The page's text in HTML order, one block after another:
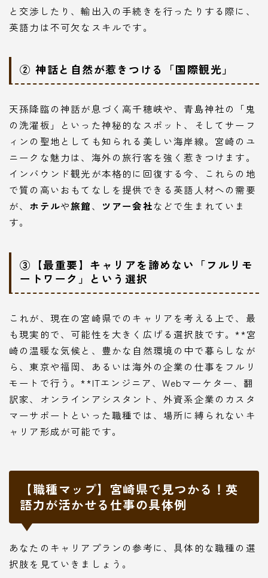
と交渉したり、輸出入の手続きを行ったりする際に、
英語力は不可欠なスキルです。
② 神話と自然が惹きつける「国際観光」
天孫降臨の神話が息づく高千穂峡や、青島神社の「鬼
の洗濯板」といった神秘的なスポット、そしてサーフ
ィンの聖地としても知られる美しい海岸線。宮崎のユ
ニークな魅力は、海外の旅行客を強く惹きつけます。
インバウンド観光が本格的に回復する今、これらの地
で質の高いおもてなしを提供できる英語人材への需要
が、 ホテルや旅館、 ツアー会社などで生まれていま
す。
③【最重要】キャリアを諦めない「フルリモ
ートワーク」という選択
これが、現在の宮崎県でのキャリアを考える上で、最
も現実的で、可能性を大きく広げる選択肢です。**宮
崎の温暖な気候と、豊かな自然環境の中で暮らしなが
ら、東京や福岡、あるいは海外の企業の仕事をフルリ
モートで行う。**ITエンジニア、Webマーケター、翻
訳家、オンラインアシスタント、外資系企業のカスタ
マーサポートといった職種では、場所に縛られないキ
ャリア形成が可能です。
【職種マップ】宮崎県で見つかる！英
語力が活かせる仕事の具体例
あなたのキャリアプランの参考に、具体的な職種の選
択肢を見ていきましょう。